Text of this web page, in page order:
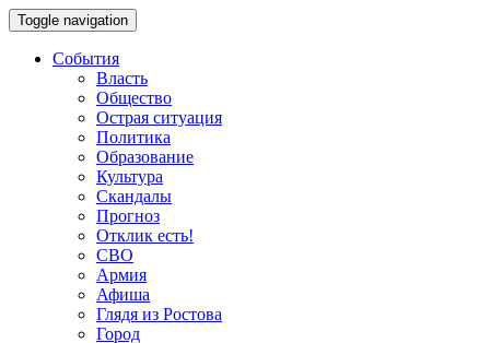
Toggle navigation
События
Власть
Общество
Острая ситуация
Политика
Образование
Культура
Скандалы
Прогноз
Отклик есть!
СВО
Армия
Афиша
Глядя из Ростова
Город